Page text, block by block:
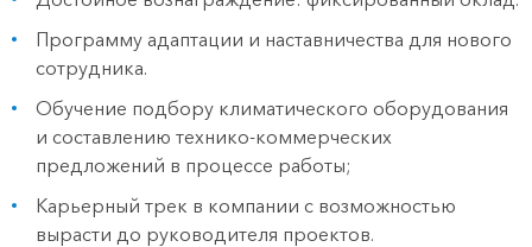
Программу адаптации и наставничества для нового
сотрудника.
Обучение подбору климатического оборудования
и составлению технико-коммерческих
предложений в процессе работы;
Карьерный трек в компании с возможностью
вырасти до руководителя проектов.